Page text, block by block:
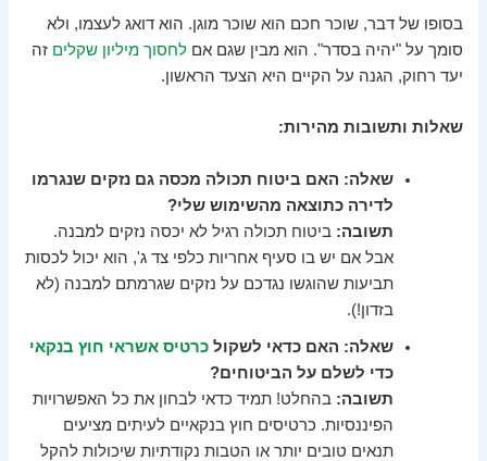
בסופו של דבר, שוכר חכם הוא שוכר מוגן. הוא דואג לעצמו, ולא
סומך על "יהיה בסדר". הוא מבין שגם אםלחסוך מיליון שקלים זה
יעד רחוק, הגנה על הקיים היא הצעד הראשון.
שאלות ותשובות מהירות:
שאלה: האם ביטוח תכולה מכסה גם נזקים שנגרמו
לדירה כתוצאה מהשימוש שלי?
תשובה: ביטוח תכולה רגיל לא יכסה נזקים למבנה.
אבל אם יש בו סעיף אחריות כלפי צד ג', הוא יכול לכסות
תביעות שהוגשו נגדכם על נזקים שגרמתם למבנה (לא
בזדון!).
שאלה: האם כדאי לשקולכרטיס אשראי חוץ בנקאי
כדי לשלם על הביטוחים?
תשובה: בהחלט! תמיד כדאי לבחון את כל האפשרויות
הפיננסיות. כרטיסים חוץ בנקאיים לעיתים מציעים
תנאים טובים יותר או הטבות נקודתיות שיכולות להקל